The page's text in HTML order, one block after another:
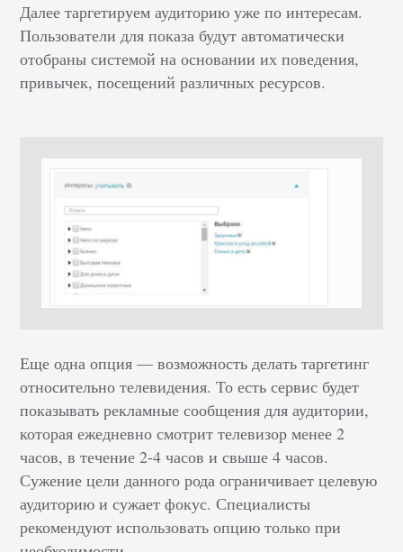
Далее таргетируем аудиторию уже по интересам.
Пользователи для показа будут автоматически
отобраны системой на основании их поведения,
привычек, посещений различных ресурсов.
Еще одна опция — возможность делать таргетинг
относительно телевидения. То есть сервис будет
показывать рекламные сообщения для аудитории,
которая ежедневно смотрит телевизор менее 2
часов, в течение 2-4 часов и свыше 4 часов.
Сужение цели данного рода ограничивает целевую
аудиторию и сужает фокус. Специалисты
рекомендуют использовать опцию только при